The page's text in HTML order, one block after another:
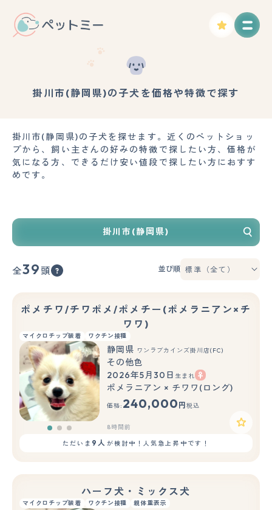
掛川市(静岡県)の子犬を価格や特徴で探す
掛川市(静岡県)の子犬を探せます。近くのペットショッ
プから、飼い主さんの好みの特徴で探したい方、価格が
気になる方、できるだけ安い値段で探したい方におすす
めです。
掛川市(静岡県)
全39 頭 並び順
ポメチワ/チワポメ/ポメチー(ポメラニアン×チ
ワワ)
マイクロチップ装着 ワクチン接種
もっと見る
静岡県 ワンラブカインズ掛川店(FC)
その他色
2026年5月30日 生まれ
ポメラニアン × チワワ(ロング)
価格: 240,000 円 税込
8時間前
ただいま 9人 が検討中！人気急上昇中です！
ハーフ犬・ミックス犬
マイクロチップ装着 ワクチン接種 親体重表示